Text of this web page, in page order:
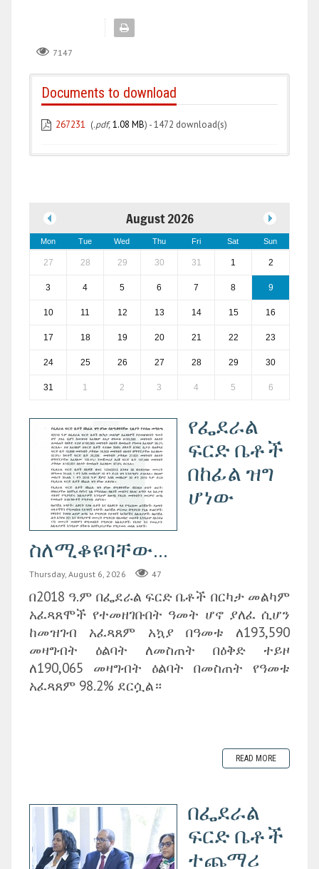
7147
Documents to download
267231 (.pdf,1.08 MB) - 1472 download(s)
August 2026
Mon Tue Wed Thu Fri Sat Sun
27 28 29 30 31 1 2
3 4 5 6 7 8 9
10 11 12 13 14 15 16
17 18 19 20 21 22 23
24 25 26 27 28 29 30
31 1 2 3 4 5 6
የፌደራል
ፍርድ ቤቶች
በከፊል ዝግ
ሆነው
ስለሚቆዩባቸው...
Thursday, August 6, 2026 47
በ2018 ዓ.ም በፌደራል ፍርድ ቤቶች በርካታ መልካም
አፈጻጸሞች የተመዘገቡበት ዓመት ሆኖ ያለፈ ሲሆን
ከመዝገብ አፈጻጸም አኳያ በዓመቱ ለ193,590
መዛግብት ዕልባት ለመስጠት በዕቅድ ተይዞ
ለ190,065 መዛግብት ዕልባት በመስጠት የዓመቱ
አፈጻጸም 98.2% ደርሷል።
READ MORE
በፌደራል
ፍርድ ቤቶች
ተጨማሪ